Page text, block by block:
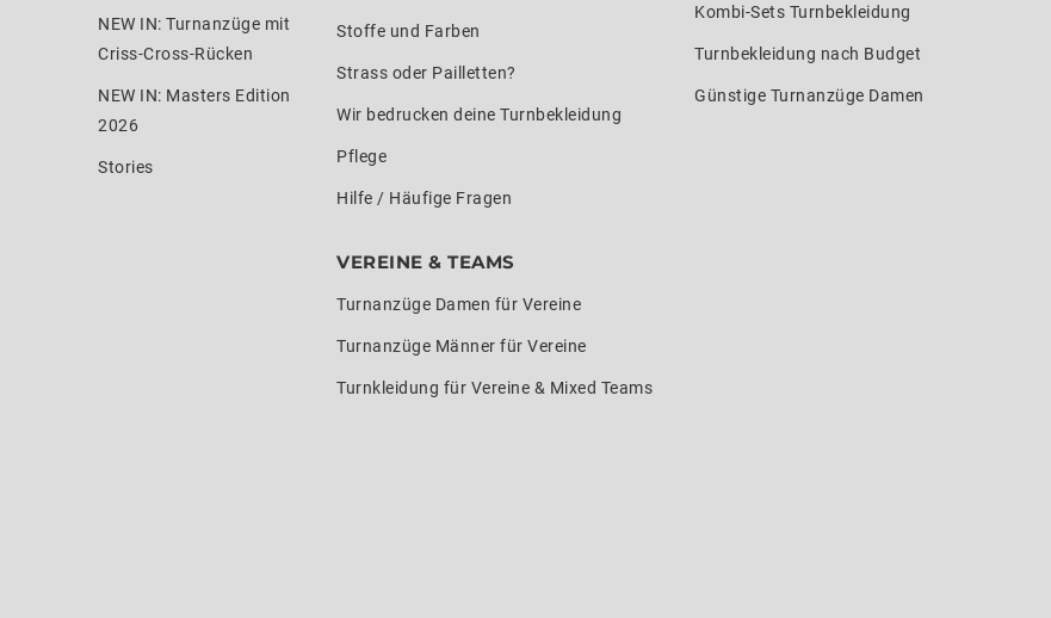
NEW IN: Turnanzüge mit
Criss-Cross-Rücken
NEW IN: Masters Edition
2026
Stories
Stoffe und Farben
Strass oder Pailletten?
Wir bedrucken deine Turnbekleidung
Pflege
Hilfe / Häufige Fragen
VEREINE & TEAMS
Turnanzüge Damen für Vereine
Turnanzüge Männer für Vereine
Turnkleidung für Vereine & Mixed Teams
Kombi-Sets Turnbekleidung
Turnbekleidung nach Budget
Günstige Turnanzüge Damen